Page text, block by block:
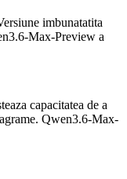
imbunatatita
Max-Preview a
capacitatea de a
Qwen3.6-Max-